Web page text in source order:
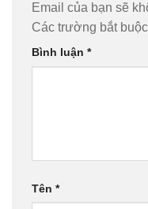
Email của bạn sẽ
Các trường bắt
Bình luận *
Tên *